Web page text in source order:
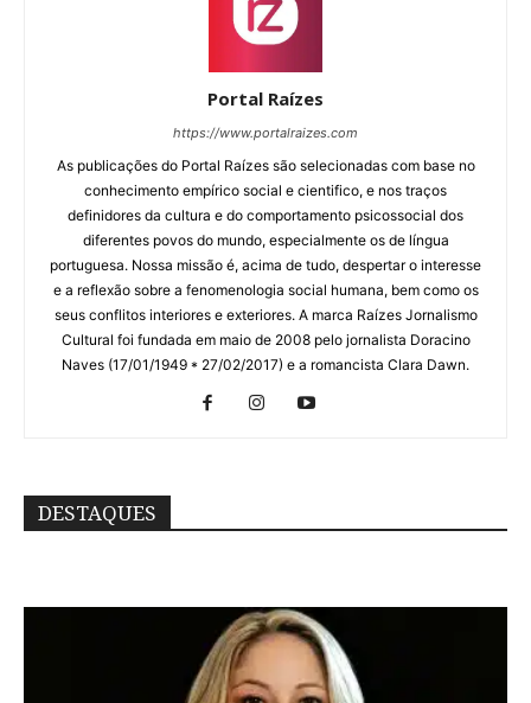
Portal Raízes
https://www.portalraizes.com
As publicações do Portal Raízes são selecionadas com base no
conhecimento empírico social e cientifico, e nos traços
definidores da cultura e do comportamento psicossocial dos
diferentes povos do mundo, especialmente os de língua
portuguesa. Nossa missão é, acima de tudo, despertar o interesse
e a reflexão sobre a fenomenologia social humana, bem como os
seus conflitos interiores e exteriores. A marca Raízes Jornalismo
Cultural foi fundada em maio de 2008 pelo jornalista Doracino
Naves (17/01/1949 * 27/02/2017) e a romancista Clara Dawn.
DESTAQUES